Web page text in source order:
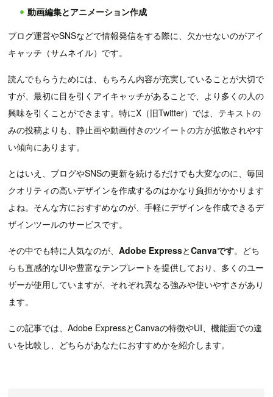
動画編集とアニメーション作成
ブログ運営やSNSなどで情報発信をする際に、欠かせないのがアイ
キャッチ（サムネイル）です。
読んでもらうためには、もちろん内容が充実していることが大切で
すが、最初に目を引くアイキャッチがあることで、より多くの人の
興味を引くことができます。特にX（旧Twitter）では、テキストの
みの投稿よりも、静止画や動画付きのツイートの方が拡散されやす
い傾向にあります。
とはいえ、ブログやSNSの更新を続けるだけでも大変なのに、毎回
クオリティの高いデザインを作成するのはかなり負担がかかります
よね。そんな方におすすめなのが、手軽にデザインを作成できるデ
ザインツールのサービスです。
その中でも特に人気なのが、Adobe ExpressとCanvaです。どち
らも直感的なUIや豊富なテンプレートを提供しており、多くのユー
ザーが使用していますが、それぞれ異なる強みや使いやすさがあり
ます。
この記事では、Adobe ExpressとCanvaの特徴やUI、機能面での違
いを比較し、どちらがあなたにおすすめかを紹介します。